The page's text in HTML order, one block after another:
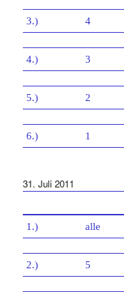
3.) 4
4.) 3
5.) 2
6.) 1
31. Juli 2011
1.) alle
2.) 5